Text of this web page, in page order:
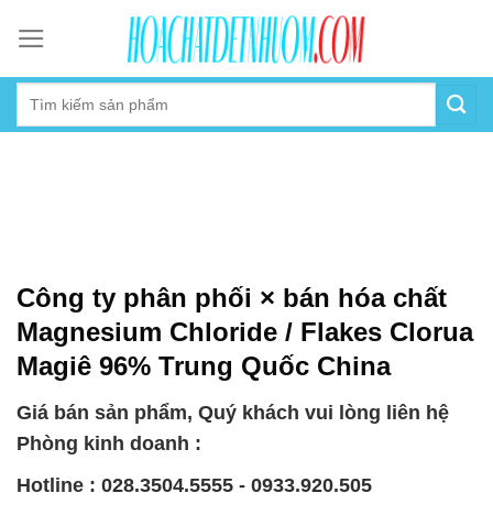
content
Công ty phân phối × bán hóa chất
Magnesium Chloride / Flakes Clorua
Magiê 96% Trung Quốc China
Giá bán sản phẩm, Quý khách vui lòng liên hệ
Phòng kinh doanh :
Hotline : 028.3504.5555 - 0933.920.505